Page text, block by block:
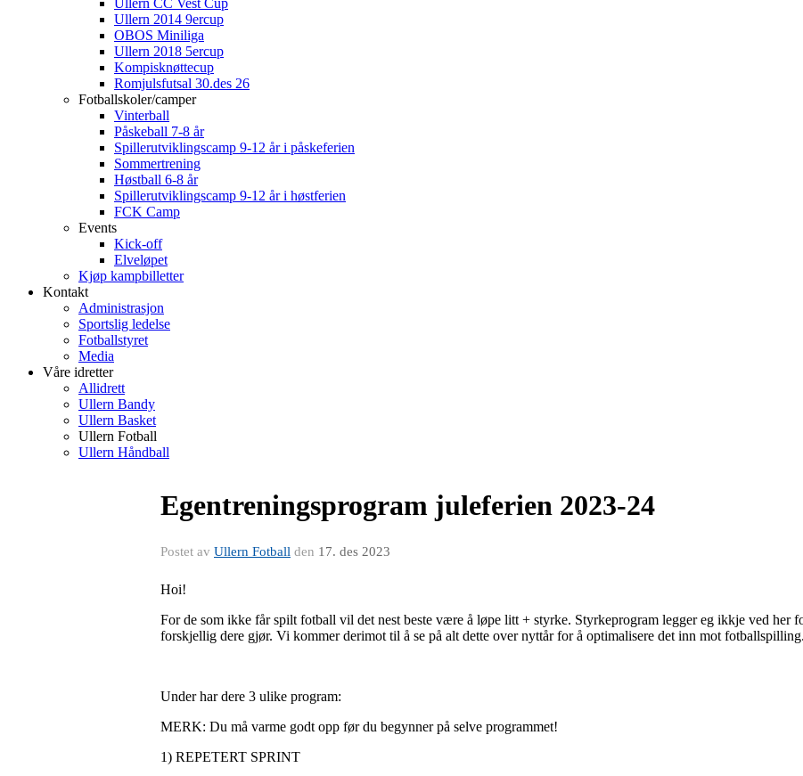
Ullern CC Vest Cup
Ullern 2014 9ercup
OBOS Miniliga
Ullern 2018 5ercup
Kompisknøttecup
Romjulsfutsal 30.des 26
Fotballskoler/camper
Vinterball
Påskeball 7-8 år
Spillerutviklingscamp 9-12 år i påskeferien
Sommertrening
Høstball 6-8 år
Spillerutviklingscamp 9-12 år i høstferien
FCK Camp
Events
Kick-off
Elveløpet
Kjøp kampbilletter
Kontakt
Administrasjon
Sportslig ledelse
Fotballstyret
Media
Våre idretter
Allidrett
Ullern Bandy
Ullern Basket
Ullern Fotball
Ullern Håndball
Egentreningsprogram juleferien 2023-24
Postet av Ullern Fotball den 17. des 2023
Hoi!
For de som ikke får spilt fotball vil det nest beste være å løpe litt + styrke. Styrkeprogram legger eg ikkje ved her
forskjellig dere gjør. Vi kommer derimot til å se på alt dette over nyttår for å optimalisere det inn mot fotballspilling.
Under har dere 3 ulike program:
MERK: Du må varme godt opp før du begynner på selve programmet!
1) REPETERT SPRINT